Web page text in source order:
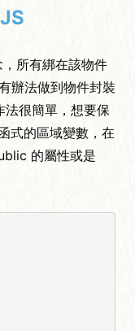
所有綁在該物件
辦法做到物件封裝
法很簡單，想要保
式的區域變數，在
的屬性或是